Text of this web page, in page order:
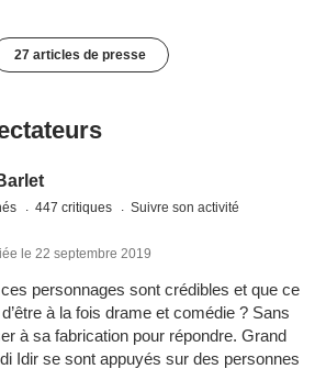
27 articles de presse
447 critiques Suivre son activité
le 22 septembre 2019
personnages sont crédibles et que ce
à la fois drame et comédie ? Sans
à sa fabrication pour répondre. Grand
Idir se sont appuyés sur des personnes